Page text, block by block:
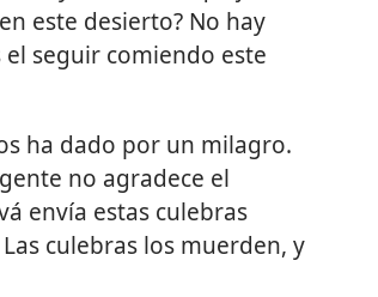
este desierto? No hay
seguir comiendo este
ha dado por un milagro.
no agradece el
envía estas culebras
culebras los muerden, y